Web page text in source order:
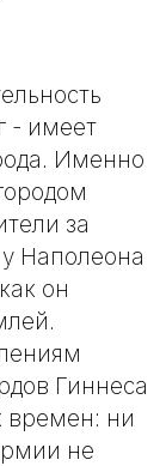
- имеет
Именно
за
Наполеона
он
Гиннеса
времен: ни
не